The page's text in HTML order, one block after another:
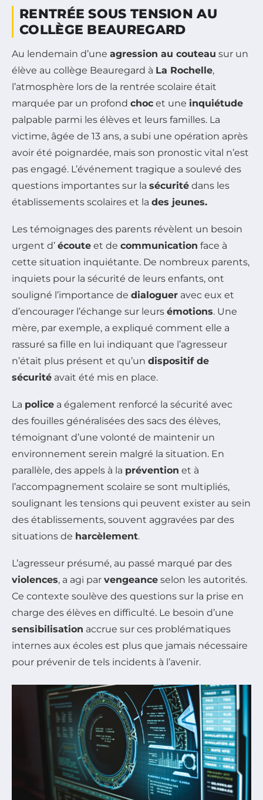
RENTRÉE SOUS TENSION AU
COLLÈGE BEAUREGARD
Au lendemain d’une agression au couteau sur un
élève au collège Beauregard à La Rochelle,
l’atmosphère lors de la rentrée scolaire était
marquée par un profond choc et une inquiétude
palpable parmi les élèves et leurs familles. La
victime, âgée de 13 ans, a subi une opération après
avoir été poignardée, mais son pronostic vital n’est
pas engagé. L’événement tragique a soulevé des
questions importantes sur la sécurité dans les
établissements scolaires et la des jeunes.
Les témoignages des parents révèlent un besoin
urgent d’ écoute et de communication face à
cette situation inquiétante. De nombreux parents,
inquiets pour la sécurité de leurs enfants, ont
souligné l’importance de dialoguer avec eux et
d’encourager l’échange sur leurs émotions. Une
mère, par exemple, a expliqué comment elle a
rassuré sa fille en lui indiquant que l’agresseur
n’était plus présent et qu’un dispositif de
sécurité avait été mis en place.
La police a également renforcé la sécurité avec
des fouilles généralisées des sacs des élèves,
témoignant d’une volonté de maintenir un
environnement serein malgré la situation. En
parallèle, des appels à la prévention et à
l’accompagnement scolaire se sont multipliés,
soulignant les tensions qui peuvent exister au sein
des établissements, souvent aggravées par des
situations de harcèlement.
L’agresseur présumé, au passé marqué par des
violences, a agi par vengeance selon les autorités.
Ce contexte soulève des questions sur la prise en
charge des élèves en difficulté. Le besoin d’une
sensibilisation accrue sur ces problématiques
internes aux écoles est plus que jamais nécessaire
pour prévenir de tels incidents à l’avenir.